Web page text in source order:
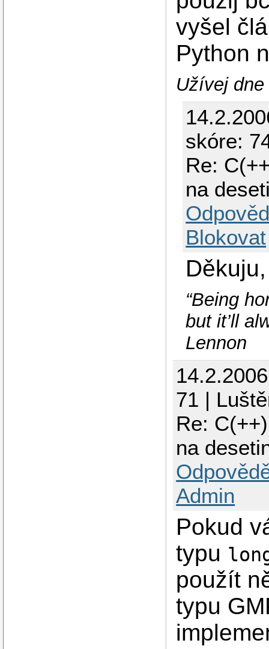
vyšel
Python
Užívej
skóre:
Re:
na
Blokovat
“Being
but it’ll
Lennon
71 |
Re:
na
Admin
Pokud
typu
použít
typu